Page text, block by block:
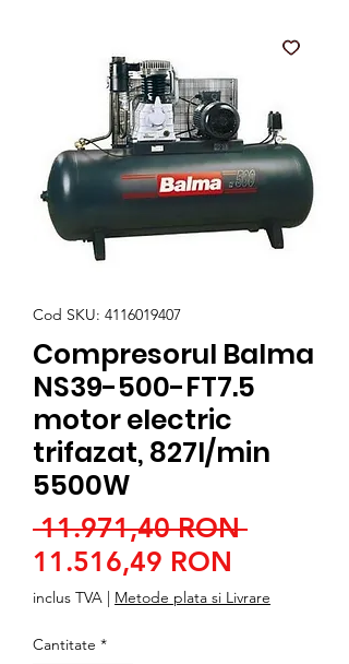
Cod SKU: 4116019407
Compresorul Balma
NS39-500-FT7.5
motor electric
trifazat, 827l/min
5500W
11.971,40 RON Preț
11.516,49 RON
redus
inclus TVA | Metode plata si Livrare
Cantitate *